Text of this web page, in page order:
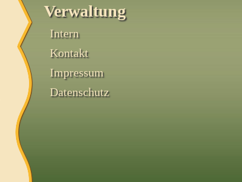
Verwaltung
Intern
Kontakt
Impressum
Datenschutz